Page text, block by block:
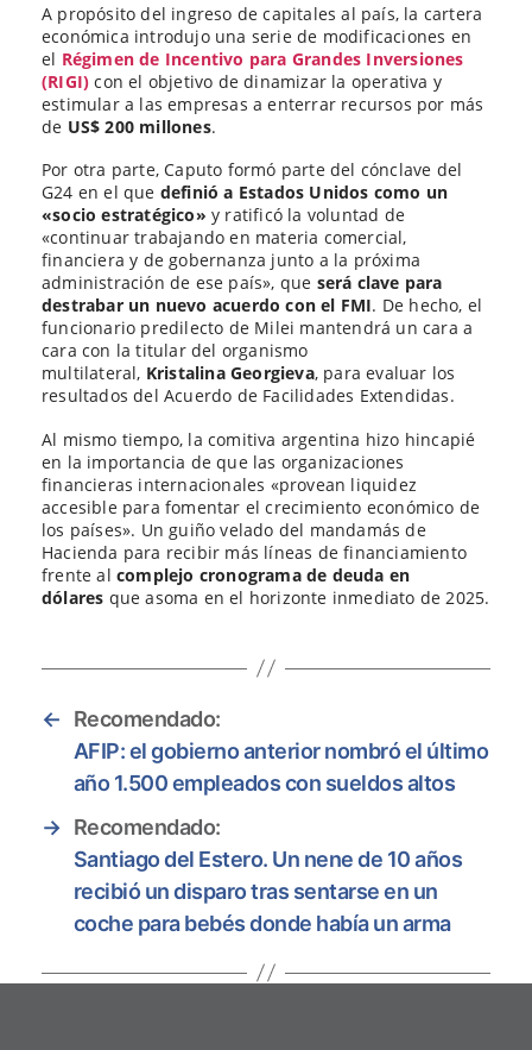
A propósito del ingreso de capitales al país, la cartera
económica introdujo una serie de modificaciones en
el Régimen de Incentivo para Grandes Inversiones
(RIGI) con el objetivo de dinamizar la operativa y
estimular a las empresas a enterrar recursos por más
de US$ 200 millones.
Por otra parte, Caputo formó parte del cónclave del
G24 en el que definió a Estados Unidos como un
«socio estratégico» y ratificó la voluntad de
«continuar trabajando en materia comercial,
financiera y de gobernanza junto a la próxima
administración de ese país», que será clave para
destrabar un nuevo acuerdo con el FMI. De hecho, el
funcionario predilecto de Milei mantendrá un cara a
cara con la titular del organismo
multilateral, Kristalina Georgieva, para evaluar los
resultados del Acuerdo de Facilidades Extendidas.
Al mismo tiempo, la comitiva argentina hizo hincapié
en la importancia de que las organizaciones
financieras internacionales «provean liquidez
accesible para fomentar el crecimiento económico de
los países». Un guiño velado del mandamás de
Hacienda para recibir más líneas de financiamiento
frente alcomplejo cronograma de deuda en
dólares que asoma en el horizonte inmediato de 2025.
←
Recomendado:
AFIP: el gobierno anterior nombró el último
año 1.500 empleados con sueldos altos
→ Recomendado:
Santiago del Estero. Un nene de 10 años
recibió un disparo tras sentarse en un
coche para bebés donde había un arma